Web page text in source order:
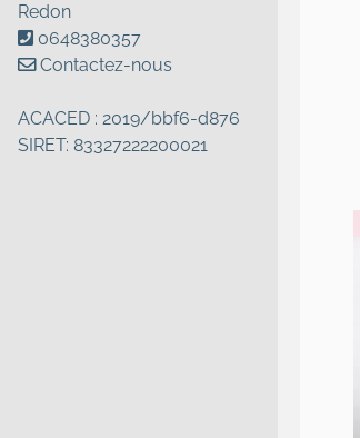
Redon
0648380357
Contactez-nous
ACACED : 2019/bbf6-d876
SIRET: 83327222200021